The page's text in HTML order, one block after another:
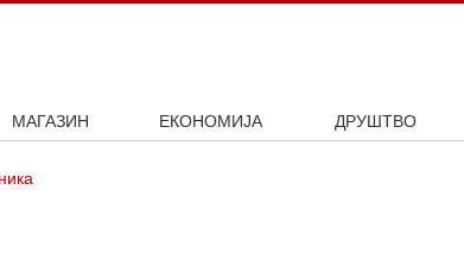
МАГАЗИН
ЕКОНОМИЈА
ДРУШТВО